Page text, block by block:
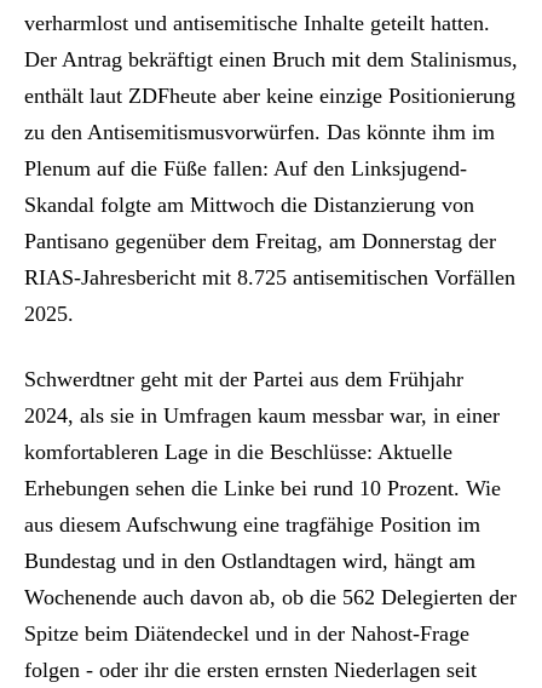
verharmlost und antisemitische Inhalte geteilt hatten.
Der Antrag bekräftigt einen Bruch mit dem Stalinismus,
enthält laut ZDFheute aber keine einzige Positionierung
zu den Antisemitismusvorwürfen. Das könnte ihm im
Plenum auf die Füße fallen: Auf den Linksjugend-
Skandal folgte am Mittwoch die Distanzierung von
Pantisano gegenüber dem Freitag, am Donnerstag der
RIAS-Jahresbericht mit 8.725 antisemitischen Vorfällen
2025.
Schwerdtner geht mit der Partei aus dem Frühjahr
2024, als sie in Umfragen kaum messbar war, in einer
komfortableren Lage in die Beschlüsse: Aktuelle
Erhebungen sehen die Linke bei rund 10 Prozent. Wie
aus diesem Aufschwung eine tragfähige Position im
Bundestag und in den Ostlandtagen wird, hängt am
Wochenende auch davon ab, ob die 562 Delegierten der
Spitze beim Diätendeckel und in der Nahost-Frage
folgen - oder ihr die ersten ernsten Niederlagen seit